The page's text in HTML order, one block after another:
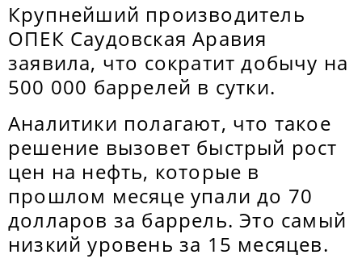
Крупнейший производитель
ОПЕК Саудовская Аравия
заявила, что сократит добычу на
500 000 баррелей в сутки.
Аналитики полагают, что такое
решение вызовет быстрый рост
цен на нефть, которые в
прошлом месяце упали до 70
долларов за баррель. Это самый
низкий уровень за 15 месяцев.